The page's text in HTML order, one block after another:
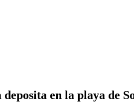
en la playa de